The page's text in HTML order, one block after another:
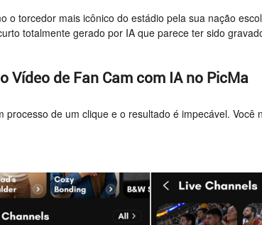
o torcedor mais icônico do estádio pela sua nação
totalmente gerado por IA que parece ter sido
Vídeo de Fan Cam com IA no PicMa
processo de um clique e o resultado é impecável. Você